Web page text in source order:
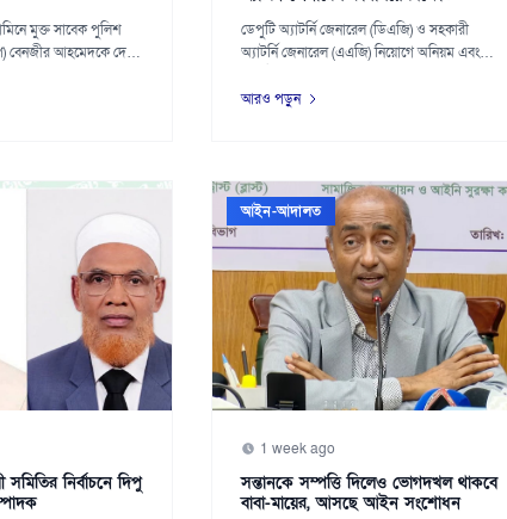
মুক্ত সাবেক পুলিশ
বেনজীর আহমেদকে দেশে
ডেপুটি অ্যাটর্নি জেনারেল (ডিএজি) ও সহকারী
অ্যাটর্নি জেনারেল (এএজি) নিয়োগে অনিয়ম এবং
আরও পড়ুন
নির্বাচনে দিপু
আইন-আদালত
1 week ago
সন্তানকে সম্পত্তি দিলেও ভোগদখল থাকবে
বাবা-মায়ের, আসছে আইন সংশোধন